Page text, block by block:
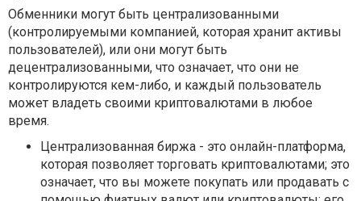
Обменники могут быть централизованными
(контролируемыми компанией, которая хранит активы
пользователей), или они могут быть
децентрализованными, что означает, что они не
контролируются кем-либо, и каждый пользователь
может владеть своими криптовалютами в любое
время.
Централизованная биржа - это онлайн-платформа,
которая позволяет торговать криптовалютами; это
означает, что вы можете покупать или продавать с